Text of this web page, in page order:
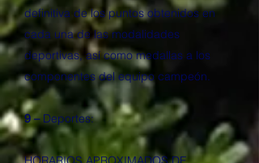
definitiva de los puntos obtenidos en
cada una de las modalidades
deportivas, así como medallas a los
componentes del equipo campeón.
9 –Deportes: